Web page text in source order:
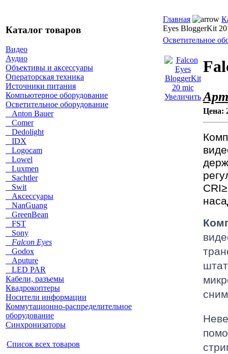
Каталог товаров
Видео
Аудио
Объективы и аксессуары
Операторская техника
Источники питания
Компьютерное оборудование
Осветительное оборудование
Anton Bauer
Comer
Dedolight
IDX
Logocam
Lowel
Luxmen
Sachtler
Swit
Аксессуары
NanGuang
GreenBean
FST
Sony
Falcon Eyes
Godox
Aputure
LED PAR
Кабели, разъемы
Квадрокоптеры
Носители информации
Коммутационно-распределительное
оборудование
Синхронизаторы
Список всех товаров
Главная
Eyes BloggerKit
Осветительное
Увеличить
Цена: